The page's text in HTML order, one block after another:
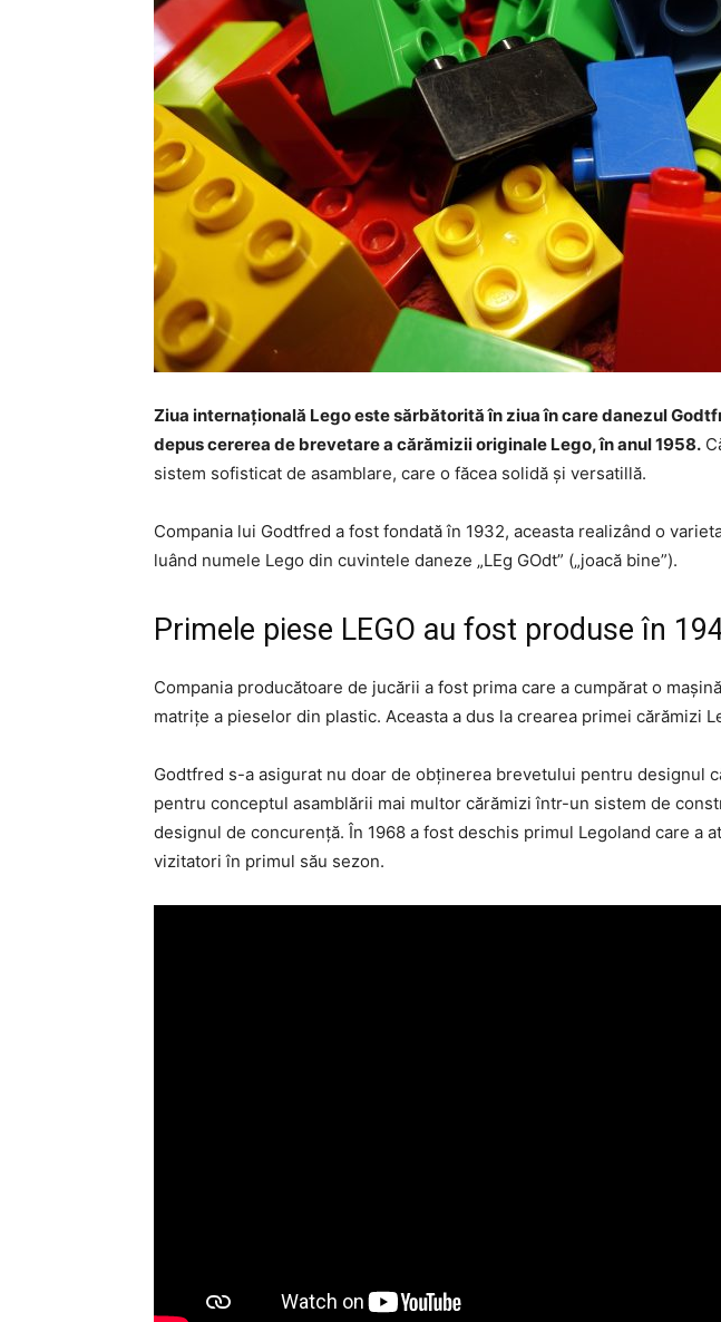
Ziua internaţională Lego este sărbătorită în ziua în care danezul
depus cererea de brevetare a cărămizii originale Lego, în anul 1958.
sistem sofisticat de asamblare, care o făcea solidă și versatillă.
Compania lui Godtfred a fost fondată în 1932, aceasta realizând o
luând numele Lego din cuvintele daneze „LEg GOdt” („joacă bine”).
Primele piese LEGO au fost produse în
Compania producătoare de jucării a fost prima care a cumpărat o
matriţe a pieselor din plastic. Aceasta a dus la crearea primei cărămizi
Godtfred s-a asigurat nu doar de obţinerea brevetului pentru designul
pentru conceptul asamblării mai multor cărămizi într-un sistem de
designul de concurenţă. În 1968 a fost deschis primul Legoland care a
vizitatori în primul său sezon.